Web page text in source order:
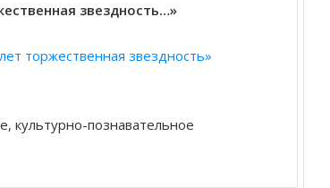
звездность…»
торжественная звездность»
культурно-познавательное